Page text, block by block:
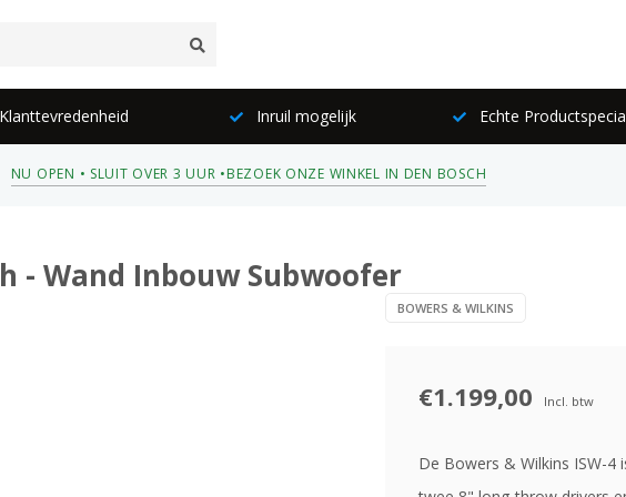
Inruil mogelijk Echte
NU OPEN • SLUIT OVER 3 UUR •BEZOEK ONZE WINKEL IN DEN BOSCH
- Wand Inbouw Subwoofer
BOWERS & WILKINS
€1.199,00 Incl. btw
De Bowers & Wilkins ISW-